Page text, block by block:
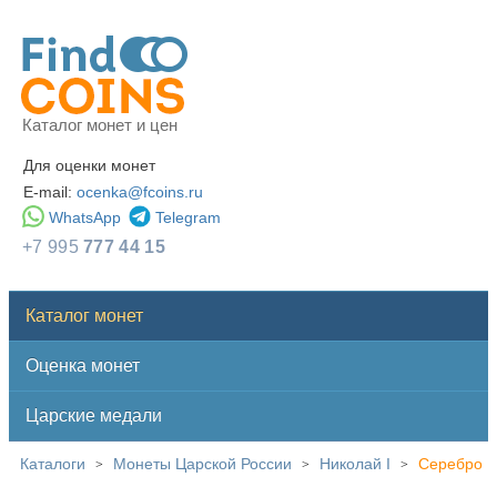
Каталог монет и цен
Для оценки монет
E-mail: ocenka@fcoins.ru
WhatsApp
Telegram
+7 995777 44 15
Каталог монет
Оценка монет
Царские медали
Каталоги > Монеты Царской России > Николай I > Серебро